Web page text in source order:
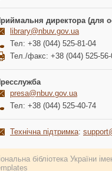
директора (для
library@nbuv.gov.ua
Тел: +38 (044) 525-81-04
Тел./факс: +38 (044) 525-56-
presa@nbuv.gov.ua
Тел: +38 (044) 525-40-74
Технічна підтримка:
бібліотека України